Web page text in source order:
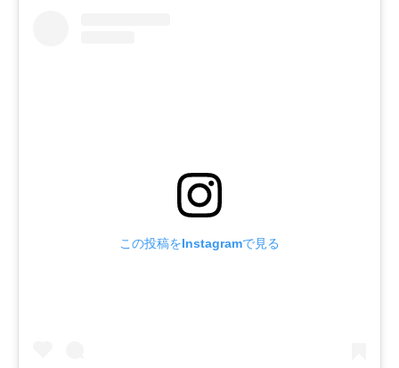
この投稿をInstagramで見る